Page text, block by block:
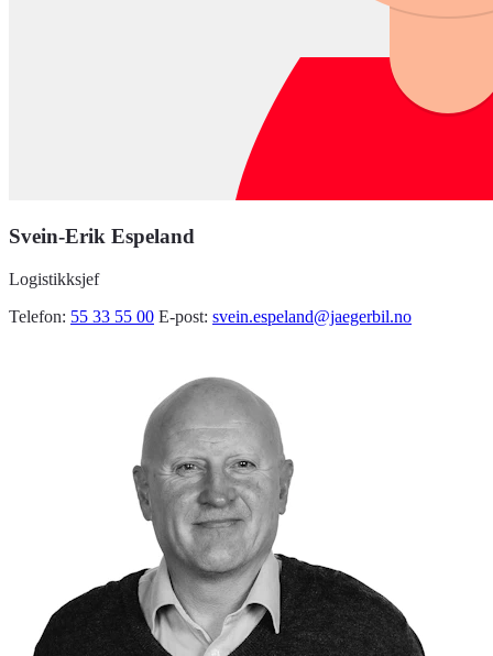
Svein-Erik Espeland
Logistikksjef
Telefon: 55 33 55 00 E-post: svein.espeland@jaegerbil.no